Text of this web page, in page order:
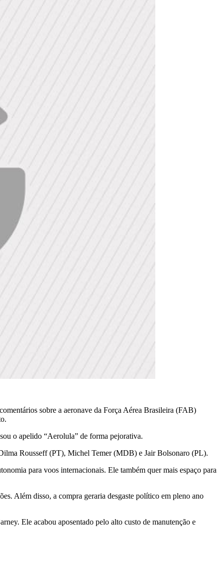
sobre a aeronave da Força Aérea Brasileira (FAB)
o apelido “Aerolula” de forma pejorativa.
Rousseff (PT), Michel Temer (MDB) e Jair Bolsonaro (PL).
para voos internacionais. Ele também quer mais espaço para
Além disso, a compra geraria desgaste político em pleno ano
Ele acabou aposentado pelo alto custo de manutenção e